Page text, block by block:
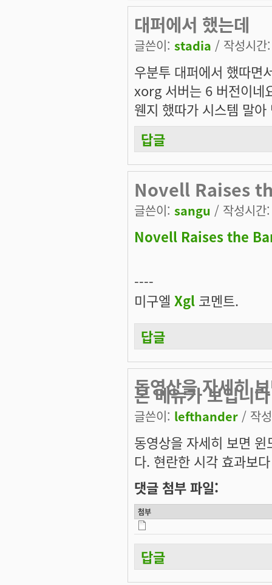
대퍼에서 했는데
글쓴이: stadia / 작성시
우분투 대퍼에서 했따면
xorg 서버는 6 버전이네
웬지 했따가 시스템 말
답글
Novell Raises
글쓴이: sangu / 작성시
Novell Raises the
----
미구엘 Xgl 코멘트.
답글
동영상을 자세히
본 메뉴가 보입니다
글쓴이: lefthander / 작
동영상을 자세히 보면
다. 현란한 시각 효과보
댓글 첨부 파일:
첨부
답글